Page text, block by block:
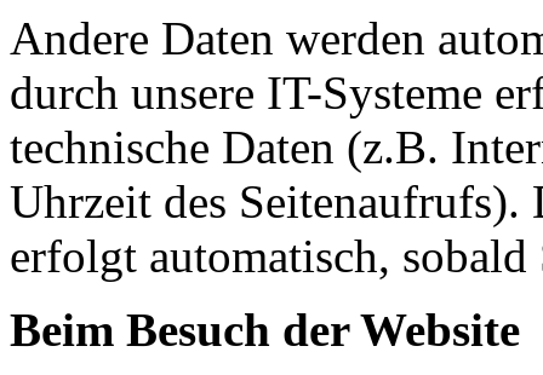
Andere Daten werden
durch unsere IT-Systeme
technische Daten (z.B.
Uhrzeit des Seitenaufrufs).
erfolgt automatisch, sobald
Beim Besuch der Website